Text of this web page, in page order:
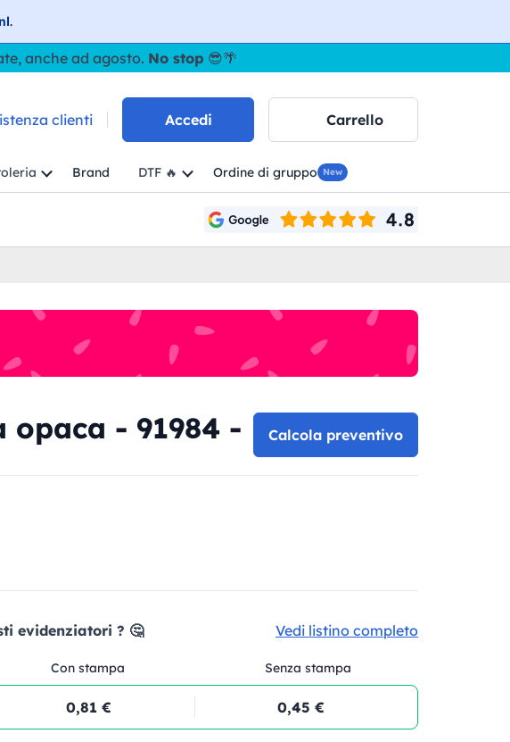
.
anche ad agosto. No stop 😎🌴
clienti Accedi Carrello
Brand DTF 🔥 Ordine di gruppo New
opaca - 91984 -
Calcola preventivo
evidenziatori ? 🤔 Vedi listino completo
Con stampa Senza stampa
0,81 € 0,45 €